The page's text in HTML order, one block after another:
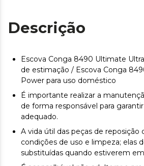
Descrição
Escova Conga 8490 Ultimate
de estimação / Escova Conga
Power para uso doméstico
É importante realizar a
de forma responsável para
adequado.
A vida útil das peças de reposição
condições de uso e limpeza; elas
substituídas quando estiverem